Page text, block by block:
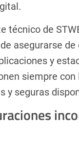
técnico de
asegurarse de
y
siempre con
y seguras